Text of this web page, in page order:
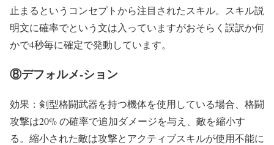
止まるというコンセプトから注目されたスキル。スキル説
明文に確率でという文は入っていますがおそらく誤訳か何
かで4秒毎に確定で発動しています。
⑧デフォルメ-ション
効果：剣型格闘武器を持つ機体を使用している場合、格闘
攻撃は20% の確率で追加ダメージを与え、敵を縮小す
る。縮小された敵は攻撃とアクティブスキルが使用不能に